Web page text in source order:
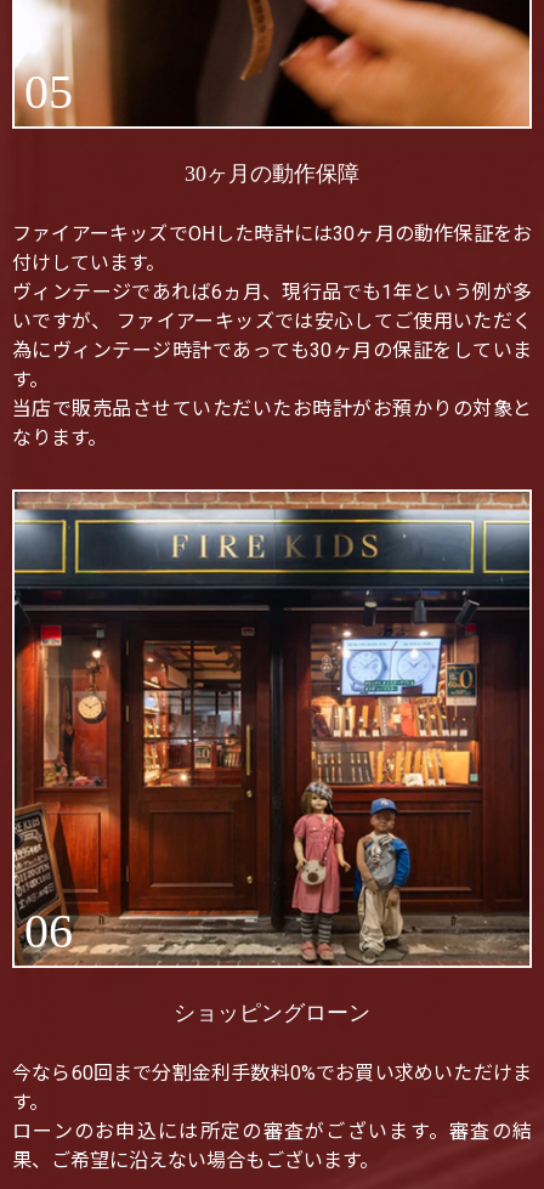
05
30ヶ月の動作保障
ファイアーキッズでOHした時計には30ヶ月の動作保証をお
付けしています。
ヴィンテージであれば6ヵ月、現行品でも1年という例が多
いですが、 ファイアーキッズでは安心してご使用いただく
為にヴィンテージ時計であっても30ヶ月の保証をしていま
す。
当店で販売品させていただいたお時計がお預かりの対象と
なります。
06
ショッピングローン
今なら60回まで分割金利手数料0%でお買い求めいただけま
す。
ローンのお申込には所定の審査がございます。審査の結
果、ご希望に沿えない場合もございます。